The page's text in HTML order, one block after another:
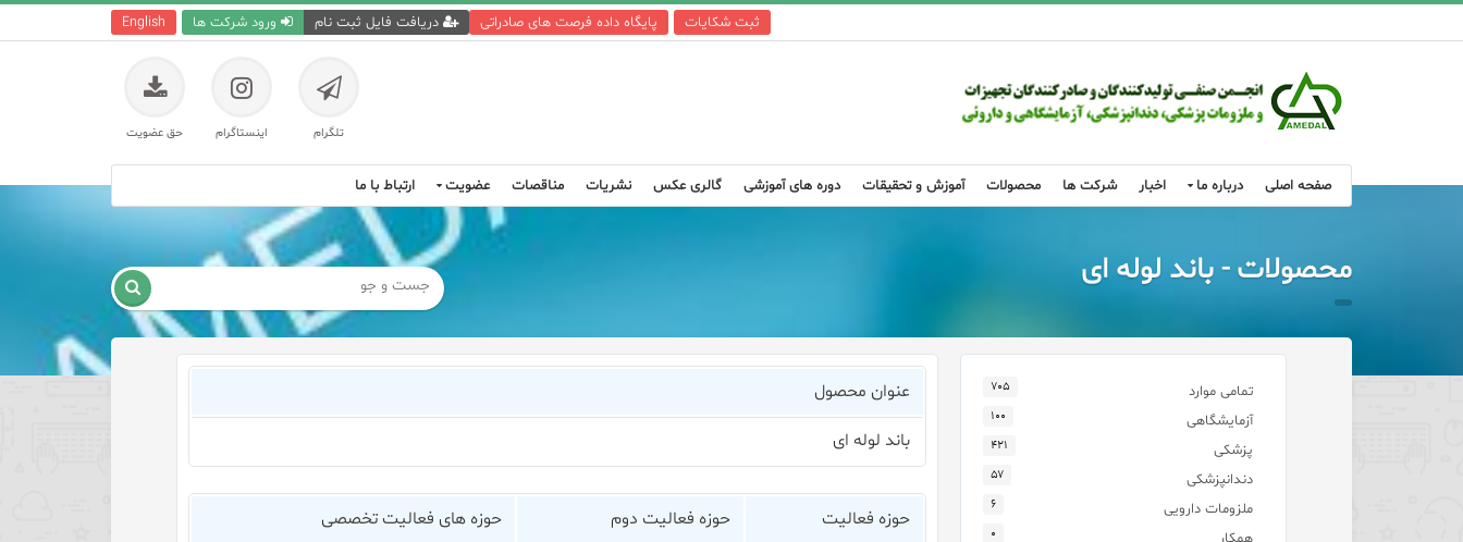
English ورود شرکت ها دریافت فایل ثبت نام پایگاه داده فرصت های صادراتی ثبت شکایات
تلگرام اینستاگرام حق عضویت
صفحه اصلی درباره ما اخبار شرکت ها محصولات آموزش و تحقیقات دوره های آموزشی گالری عکس نشریات مناقصات عضویت ارتباط با ما
محصولات - باند لوله ای 
عنوان محصول
باند لوله ای
حوزه فعالیت حوزه فعالیت دوم حوزه های فعالیت تخصصی
تمامی موارد ۷۰۵
آزمایشگاهی ۱۰۰
پزشکی ۴۲۱
دندانپزشکی ۵۷
ملزومات دارویی ۶
همکار ۰